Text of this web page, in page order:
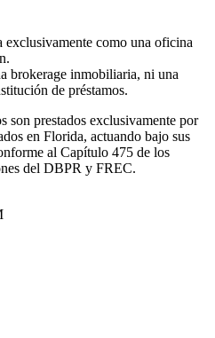
como una oficina
brokerage inmobiliaria, ni una
de préstamos.
son prestados exclusivamente por
en Florida, actuando bajo sus
al Capítulo 475 de los
del DBPR y FREC.